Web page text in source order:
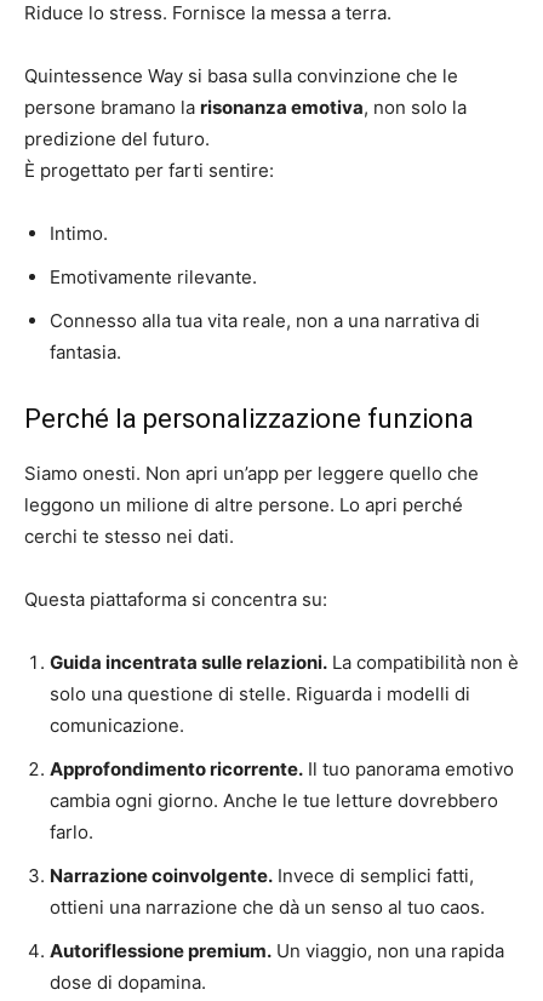
Riduce lo stress. Fornisce la messa a terra.
Quintessence Way si basa sulla convinzione che le
persone bramano la risonanza emotiva, non solo la
predizione del futuro.
È progettato per farti sentire:
Intimo.
Emotivamente rilevante.
Connesso alla tua vita reale, non a una narrativa di
fantasia.
Perché la personalizzazione funziona
Siamo onesti. Non apri un’app per leggere quello che
leggono un milione di altre persone. Lo apri perché
cerchi te stesso nei dati.
Questa piattaforma si concentra su:
Guida incentrata sulle relazioni. La compatibilità non è
solo una questione di stelle. Riguarda i modelli di
comunicazione.
Approfondimento ricorrente. Il tuo panorama emotivo
cambia ogni giorno. Anche le tue letture dovrebbero
farlo.
Narrazione coinvolgente. Invece di semplici fatti,
ottieni una narrazione che dà un senso al tuo caos.
Autoriflessione premium. Un viaggio, non una rapida
dose di dopamina.